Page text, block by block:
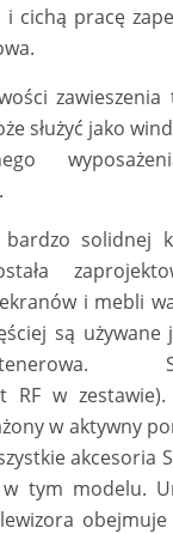
i cichą pracę
zawieszenia
służyć jako
solidnej
i mebli
są używane
RF w zestawie).
w aktywny
akcesoria
tym modelu.